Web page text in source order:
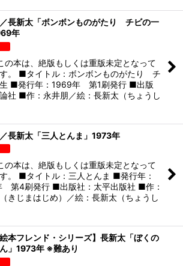
長新太「ボンボンものがたり チビの一
年
の本は、絶版もしくは重版未定となって
。 ■タイトル：ボンボンものがたり チ
生 ■発行年：1969年 第1刷発行 ■出版
社 ■作：永井朋／絵：長新太（ちょうし
長新太「三人とんま」1973年
の本は、絶版もしくは重版未定となって
。 ■タイトル：三人とんま ■発行年：
第4刷発行 ■出版社：太平出版社 ■作：
きじまはじめ）／絵：長新太（ちょうし
絵本フレンド・シリーズ】長新太「ぼくの
」1973年 ※難あり